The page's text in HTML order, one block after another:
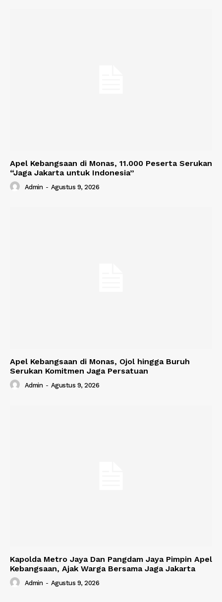
Apel Kebangsaan di Monas, 11.000 Peserta Serukan
“Jaga Jakarta untuk Indonesia”
Admin - Agustus 9, 2026
Apel Kebangsaan di Monas, Ojol hingga Buruh
Serukan Komitmen Jaga Persatuan
Admin - Agustus 9, 2026
Kapolda Metro Jaya Dan Pangdam Jaya Pimpin Apel
Kebangsaan, Ajak Warga Bersama Jaga Jakarta
Admin - Agustus 9, 2026